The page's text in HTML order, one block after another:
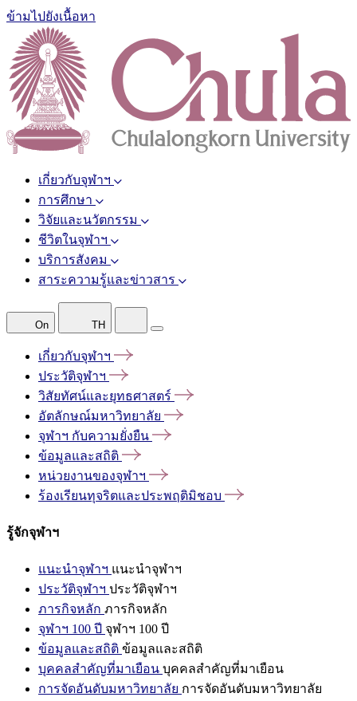
ข้ามไปยังเนื้อหา
เกี่ยวกับจุฬาฯ
การศึกษา
วิจัยและนวัตกรรม
ชีวิตในจุฬาฯ
บริการสังคม
สาระความรู้และข่าวสาร
On TH
เกี่ยวกับจุฬาฯ
ประวัติจุฬาฯ
วิสัยทัศน์และยุทธศาสตร์
อัตลักษณ์มหาวิทยาลัย
จุฬาฯ กับความยั่งยืน
ข้อมูลและสถิติ
หน่วยงานของจุฬาฯ
ร้องเรียนทุจริตและประพฤติมิชอบ
รู้จักจุฬาฯ
แนะนำจุฬาฯ แนะนำจุฬาฯ
ประวัติจุฬาฯ ประวัติจุฬาฯ
ภารกิจหลัก ภารกิจหลัก
จุฬาฯ 100 ปี จุฬาฯ 100 ปี
ข้อมูลและสถิติ ข้อมูลและสถิติ
บุคคลสำคัญที่มาเยือน บุคคลสำคัญที่มาเยือน
การจัดอันดับมหาวิทยาลัย การจัดอันดับมหาวิทยาลัย